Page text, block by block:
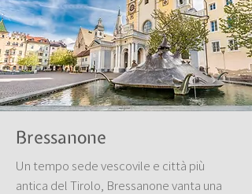
Bressanone
Un tempo sede vescovile e città più
antica del Tirolo, Bressanone vanta una